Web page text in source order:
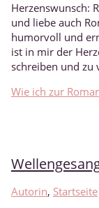
Herzenswunsch:
und liebe auch
humorvoll und
ist in mir der
schreiben und zu
Wie ich zur
Autorin, Startseite